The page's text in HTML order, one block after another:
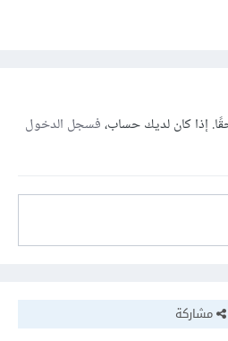
إذا كان لديك حساب،فسجل الدخول
مشاركة